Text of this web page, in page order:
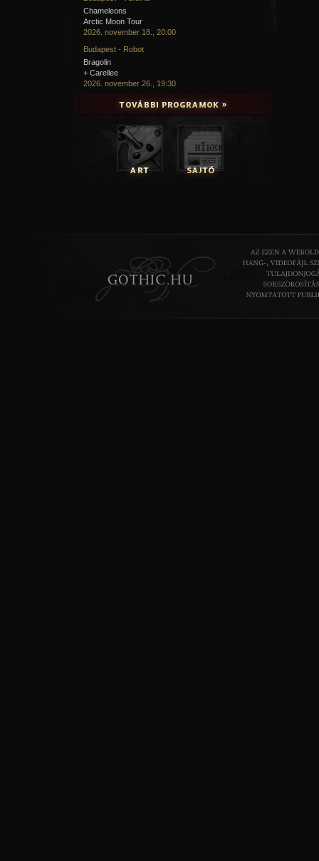
Chameleons
Arctic Moon Tour
2026. november 18., 20:00
Budapest - Robot
Bragolin
+ Carellee
2026. november 26., 19:30